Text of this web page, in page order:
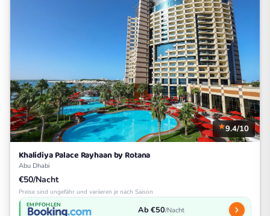
9.4/10
Khalidiya Palace Rayhaan by Rotana
Abu Dhabi
€50/Nacht
Preise sind ungefähr und variieren je nach Saison
EMPFOHLEN Ab €50/Nacht